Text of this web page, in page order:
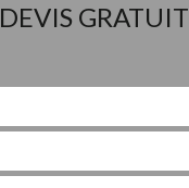
DEVIS GRATUIT